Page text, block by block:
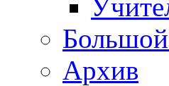
Архив